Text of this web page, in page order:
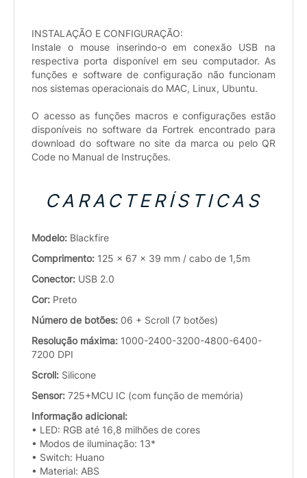
INSTALAÇÃO E CONFIGURAÇÃO:
Instale o mouse inserindo-o em conexão USB na
respectiva porta disponível em seu computador. As
funções e software de configuração não funcionam
nos sistemas operacionais do MAC, Linux, Ubuntu.
O acesso as funções macros e configurações estão
disponíveis no software da Fortrek encontrado para
download do software no site da marca ou pelo QR
Code no Manual de Instruções.
CARACTERÍSTICAS
Modelo: Blackfire
Comprimento: 125 x 67 x 39 mm / cabo de 1,5m
Conector: USB 2.0
Cor: Preto
Número de botões: 06 + Scroll (7 botões)
Resolução máxima: 1000-2400-3200-4800-6400-
7200 DPI
Scroll: Silicone
Sensor: 725+MCU IC (com função de memória)
Informação adicional:
• LED: RGB até 16,8 milhões de cores
• Modos de iluminação: 13*
• Switch: Huano
• Material: ABS